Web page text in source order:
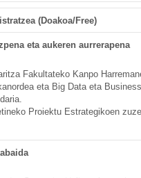
(Doakoa/Free)
eta aukeren aurrerapena
Fakultateko Kanpo
eta Big Data eta
Proiektu Estrategikoen